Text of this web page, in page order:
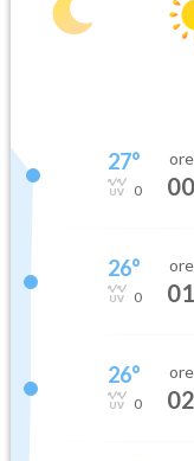
27°
0
ore
00
26°
0
ore
01
26°
0
ore
02